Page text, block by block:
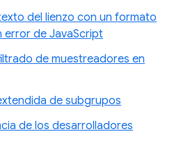
del lienzo con un formato
error de JavaScript
de muestreadores en
de subgrupos
de los desarrolladores